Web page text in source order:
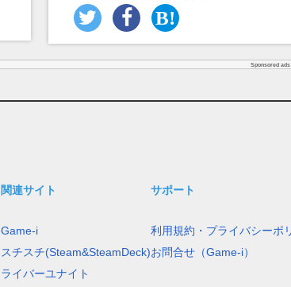
Sponsored ads
関連サイト
Game-i
スチスチ(Steam&SteamDeck)
ライバーユナイト
サポート
利用規約・プライバシーポ
お問合せ（Game-i）